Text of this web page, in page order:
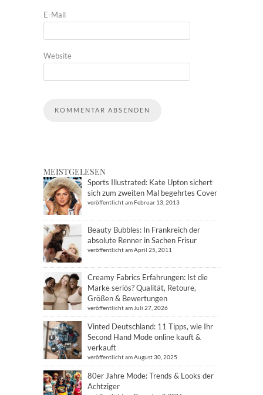
E-Mail
Website
MEISTGELESEN
Sports Illustrated: Kate Upton sichert
sich zum zweiten Mal begehrtes Cover
veröffentlicht am Februar 13, 2013
Beauty Bubbles: In Frankreich der
absolute Renner in Sachen Frisur
veröffentlicht am April 25, 2011
Creamy Fabrics Erfahrungen: Ist die
Marke seriös? Qualität, Retoure,
Größen & Bewertungen
veröffentlicht am Juli 27, 2026
Vinted Deutschland: 11 Tipps, wie Ihr
Second Hand Mode online kauft &
verkauft
veröffentlicht am August 30, 2025
80er Jahre Mode: Trends & Looks der
Achtziger